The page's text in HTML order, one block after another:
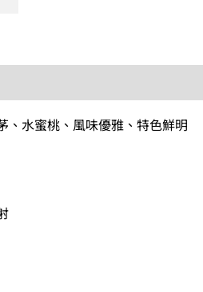
法
數
、水蜜桃、風味優雅、特色鮮明